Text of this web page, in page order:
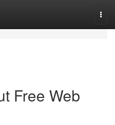
Free Web